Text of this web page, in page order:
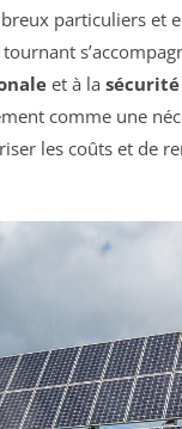
particuliers et
tournant
et à la
comme une
les coûts et de